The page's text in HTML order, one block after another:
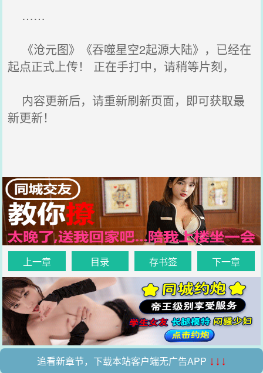
……
《沧元图》《吞噬星空2起源大陆》，已经在
起点正式上传！ 正在手打中，请稍等片刻，
内容更新后，请重新刷新页面，即可获取最
新更新！
上一章 目录 存书签 下一章
追看新章节，下载本站客户端无广告APP ↓↓↓